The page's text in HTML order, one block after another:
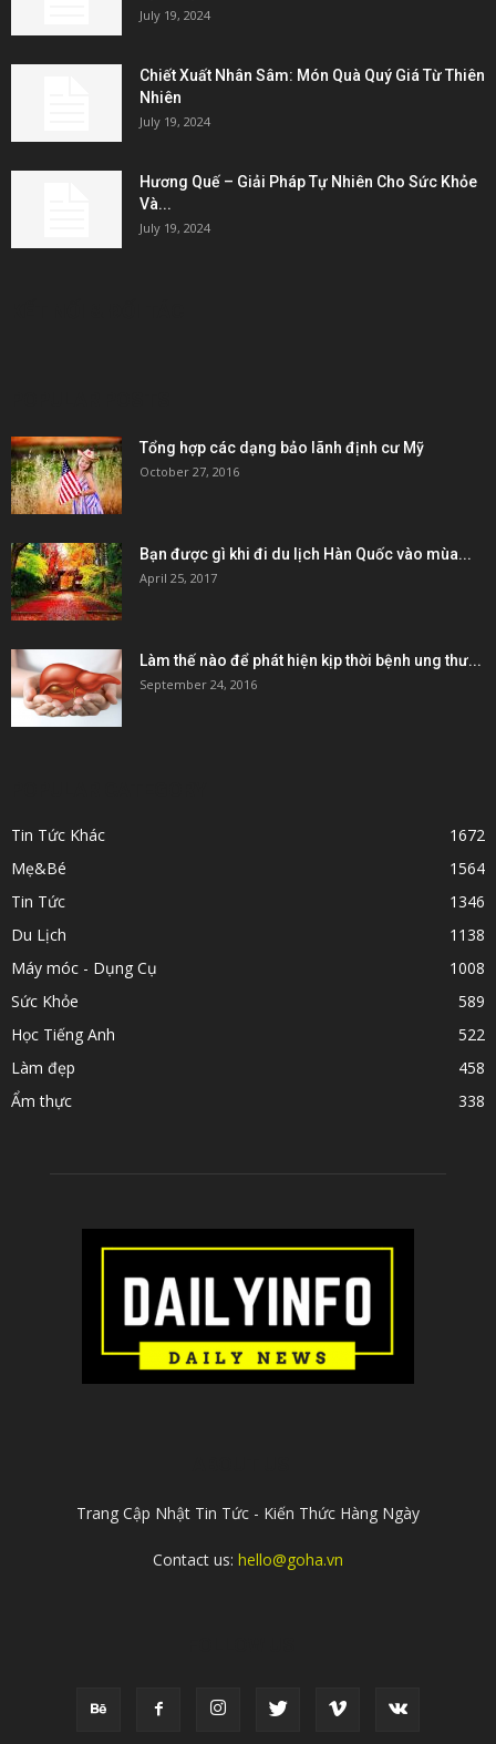
July 19, 2024
Chiết Xuất Nhân Sâm: Món Quà Quý Giá Từ Thiên
Nhiên
July 19, 2024
Hương Quế – Giải Pháp Tự Nhiên Cho Sức Khỏe
Và...
July 19, 2024
Tổng hợp các dạng bảo lãnh định cư Mỹ
October 27, 2016
Bạn được gì khi đi du lịch Hàn Quốc vào mùa...
April 25, 2017
Làm thế nào để phát hiện kịp thời bệnh ung thư...
September 24, 2016
Tin Tức Khác
1672
Mẹ&Bé
1564
Tin Tức
1346
Du Lịch
1138
Máy móc - Dụng Cụ
1008
Sức Khỏe
589
Học Tiếng Anh
522
Làm đẹp
458
Ẩm thực
338
Trang Cập Nhật Tin Tức - Kiến Thức Hàng Ngày
Contact us: hello@goha.vn